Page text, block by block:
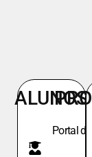
ALUNOS
Portal do